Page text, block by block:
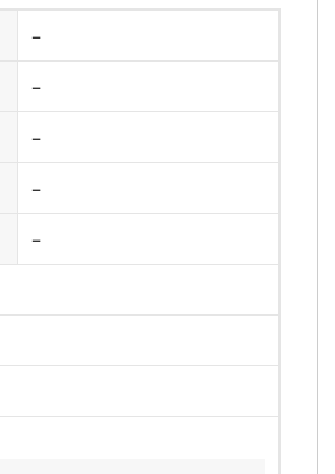
−
−
−
−
−